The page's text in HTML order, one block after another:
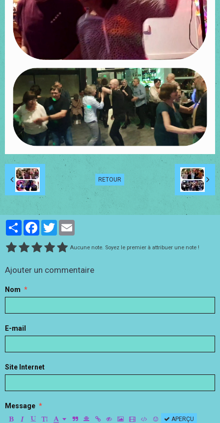
RETOUR
PartagerFacebookTwitter
Aucune note. Soyez le premier à attribuer une note !
Ajouter un commentaire
Nom
E-mail
Site Internet
Message
APERÇU